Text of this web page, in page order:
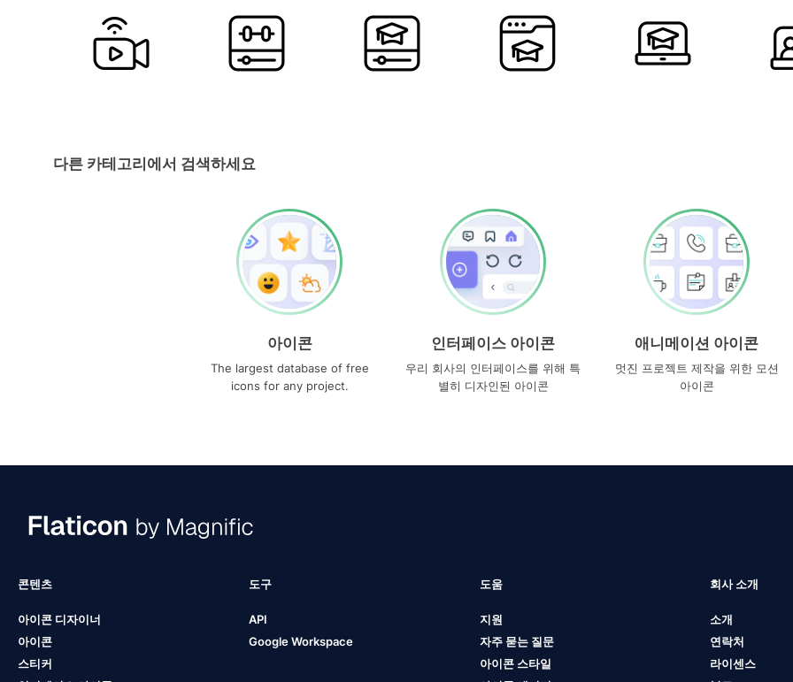
다른 카테고리에서 검색하세요
아이콘
The largest database of free
icons for any project.
인터페이스 아이콘
우리 회사의 인터페이스를 위해 특
별히 디자인된 아이콘
애니메이션 아이콘
멋진 프로젝트 제작을 위한 모션
아이콘
콘텐츠
아이콘 디자이너
아이콘
스티커
도구
API
Google Workspace
도움
지원
자주 묻는 질문
아이콘 스타일
회사 소개
소개
연락처
라이센스